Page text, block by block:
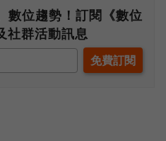
數位趨勢！訂閱《數位
社群活動訊息